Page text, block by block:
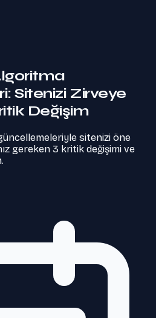
Sitenizi Zirveye
Değişim
sitenizi öne
gereken 3 kritik değişimi ve